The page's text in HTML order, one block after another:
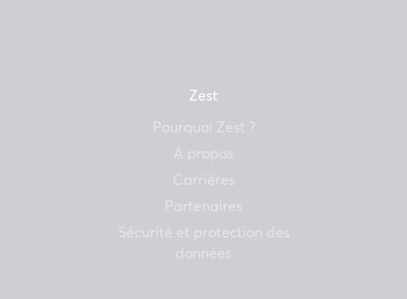
Zest
Pourquoi Zest ?
A propos
Carrières
Partenaires
Sécurité et protection des
données